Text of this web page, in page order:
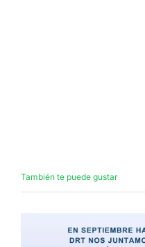
También te puede gustar